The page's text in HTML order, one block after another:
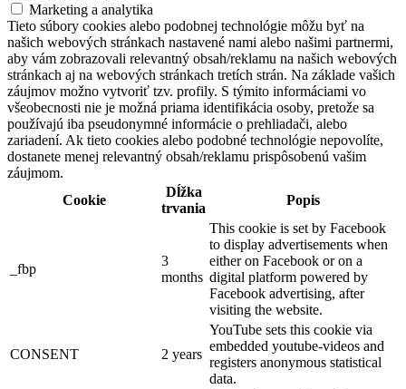
Marketing a analytika
Tieto súbory cookies alebo podobnej technológie môžu byť na
našich webových stránkach nastavené nami alebo našimi partnermi,
aby vám zobrazovali relevantný obsah/reklamu na našich webových
stránkach aj na webových stránkach tretích strán. Na základe vašich
záujmov možno vytvoriť tzv. profily. S týmito informáciami vo
všeobecnosti nie je možná priama identifikácia osoby, pretože sa
používajú iba pseudonymné informácie o prehliadači, alebo
zariadení. Ak tieto cookies alebo podobné technológie nepovolíte,
dostanete menej relevantný obsah/reklamu prispôsobenú vašim
záujmom.
Cookie
Dĺžka
trvania
Popis
_fbp
3
months
This cookie is set by Facebook
to display advertisements when
either on Facebook or on a
digital platform powered by
Facebook advertising, after
visiting the website.
CONSENT 2 years
YouTube sets this cookie via
embedded youtube-videos and
registers anonymous statistical
data.